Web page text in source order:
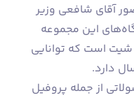
آقای شافعی وزیر
این مجموعه
است که توانایی
از جمله پروفیل